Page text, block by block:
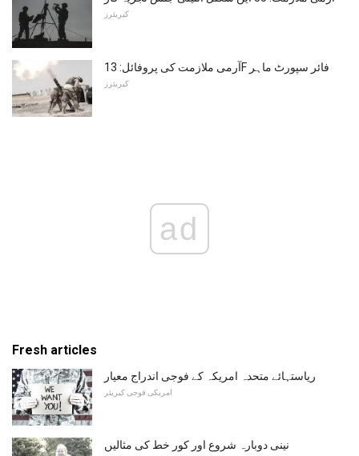
کیریئرز
آرمی ملازمت کی پروفائل: 13F فائر سپورٹ ماہر
کیریئرز
ad
Fresh articles
ریاستہائے متحدہ امریکہ کے فوجی اندراج معیار
امریکی فوجی کیریئر
نینی دوبارہ شروع اور کور خط کی مثالیں